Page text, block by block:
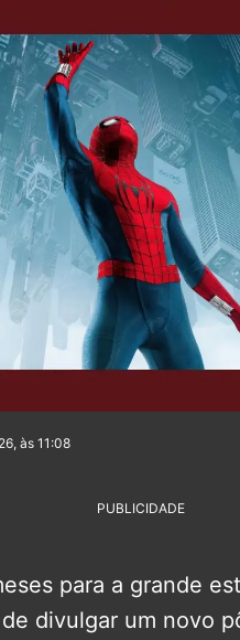
às 11:08
PUBLICIDADE
para a grande
divulgar um novo